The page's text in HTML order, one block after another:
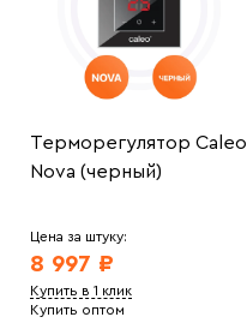
Терморегулятор Caleo
Nova (черный)
Цена за штуку:
8 997 ₽
Купить в 1 клик
Купить оптом